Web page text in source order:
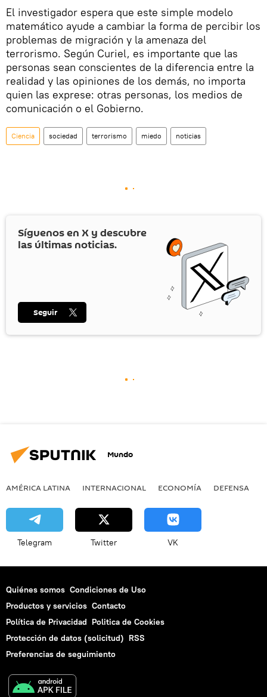
El investigador espera que este simple modelo
matemático ayude a cambiar la forma de percibir los
problemas de migración y la amenaza del
terrorismo. Según Curiel, es importante que las
personas sean conscientes de la diferencia entre la
realidad y las opiniones de los demás, no importa
quien las exprese: otras personas, los medios de
comunicación o el Gobierno.
Ciencia sociedad terrorismo miedo noticias
Síguenos en X y descubre
las últimas noticias.
Seguir
Mundo
AMÉRICA LATINA INTERNACIONAL ECONOMÍA DEFENSA
Telegram Twitter VK
Quiénes somos Condiciones de Uso
Productos y servicios Contacto
Política de Privacidad Politica de Cookies
Protección de datos (solicitud) RSS
Preferencias de seguimiento